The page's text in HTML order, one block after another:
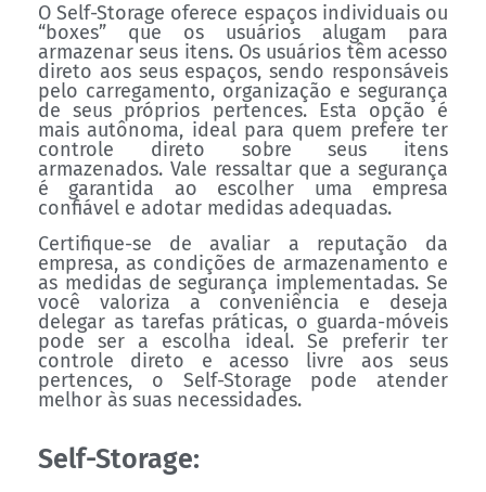
O Self-Storage oferece espaços individuais ou
“boxes” que os usuários alugam para
armazenar seus itens. Os usuários têm acesso
direto aos seus espaços, sendo responsáveis
pelo carregamento, organização e segurança
de seus próprios pertences. Esta opção é
mais autônoma, ideal para quem prefere ter
controle direto sobre seus itens
armazenados. Vale ressaltar que a segurança
é garantida ao escolher uma empresa
confiável e adotar medidas adequadas.
Certifique-se de avaliar a reputação da
empresa, as condições de armazenamento e
as medidas de segurança implementadas. Se
você valoriza a conveniência e deseja
delegar as tarefas práticas, o guarda-móveis
pode ser a escolha ideal. Se preferir ter
controle direto e acesso livre aos seus
pertences, o Self-Storage pode atender
melhor às suas necessidades.
Self-Storage: